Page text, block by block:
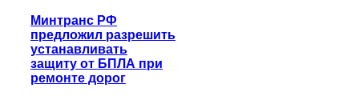
Минтранс РФ
предложил разрешить
устанавливать
защиту от БПЛА при
ремонте дорог